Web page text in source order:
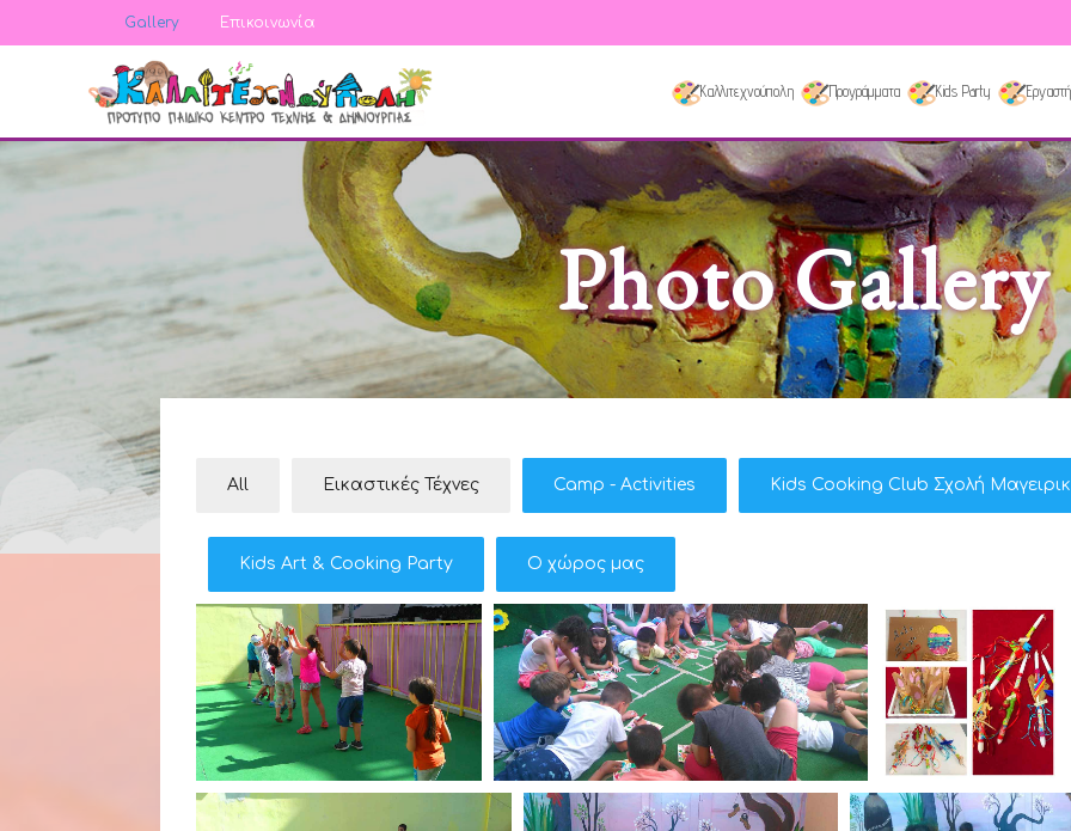
Gallery Επικοινωνία
Καλλιτεχνούπολη Προγράμματα Kids Party
Photo Gallery
All Εικαστικές Τέχνες Camp - Activities Kids Cooking Club Σχολή
Kids Art & Cooking Party Ο χώρος μας